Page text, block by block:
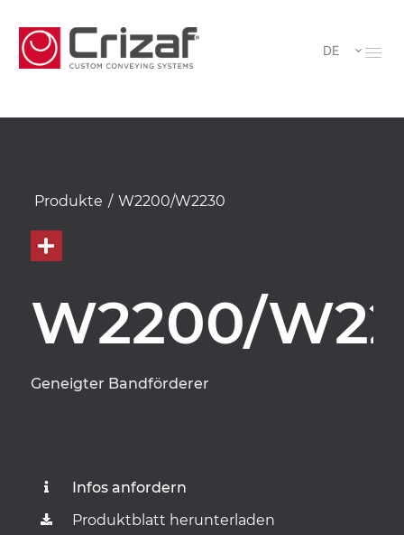
DE
Produkte / W2200/W2230
W2200/
Geneigter Bandförderer
Infos anfordern
Produktblatt herunterladen